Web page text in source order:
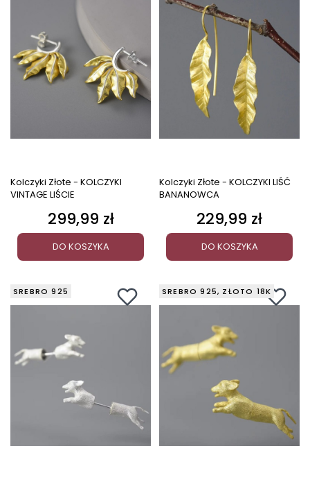
Kolczyki Złote - KOLCZYKI
VINTAGE LIŚCIE
Cena
299,99 zł
DO KOSZYKA
Kolczyki Złote - KOLCZYKI LIŚĆ
BANANOWCA
Cena
229,99 zł
DO KOSZYKA
SREBRO 925 SREBRO 925, ZŁOTO 18K